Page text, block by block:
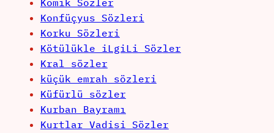
Komik Sözler
Konfüçyus Sözleri
Korku Sözleri
Kötülükle iLgiLi Sözler
Kral sözler
küçük emrah sözleri
Küfürlü sözler
Kurban Bayramı
Kurtlar Vadisi Sözler